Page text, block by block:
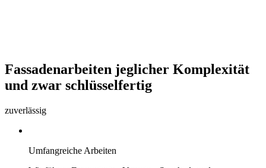
Fassadenarbeiten jeglicher Komplexität
und zwar schlüsselfertig
zuverlässig
Umfangreiche Arbeiten